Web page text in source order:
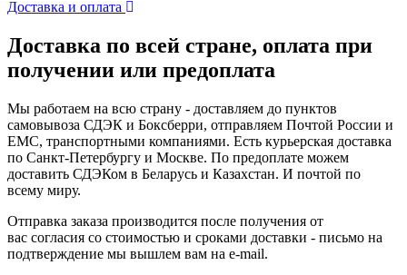
Доставка и оплата
Доставка по всей стране, оплата при
получении или предоплата
Мы работаем на всю страну - доставляем до пунктов
самовывоза СДЭК и Боксберри, отправляем Почтой России и
ЕМС, транспортными компаниями. Есть курьерская доставка
по Санкт-Петербургу и Москве. По предоплате можем
доставить СДЭКом в Беларусь и Казахстан. И почтой по
всему миру.
Отправка заказа производится после получения от
вас согласия со стоимостью и сроками доставки - письмо на
подтверждение мы вышлем вам на e-mail.